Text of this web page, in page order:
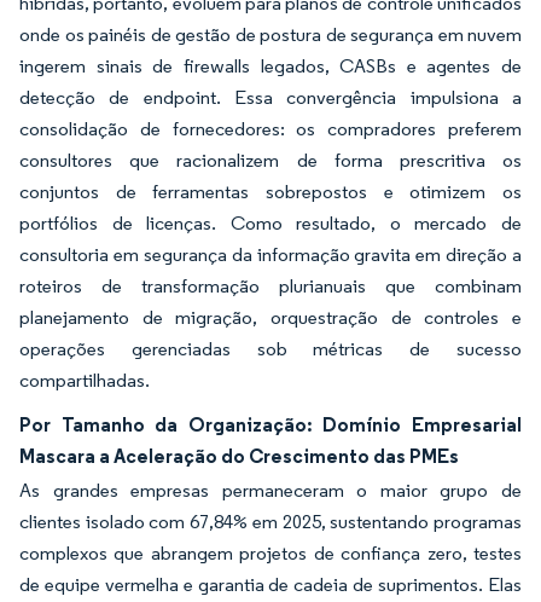
onde os painéis de gestão de postura de segurança em nuvem
ingerem sinais de firewalls legados, CASBs e agentes de
detecção de endpoint. Essa convergência impulsiona a
consolidação de fornecedores: os compradores preferem
consultores que racionalizem de forma prescritiva os
conjuntos de ferramentas sobrepostos e otimizem os
portfólios de licenças. Como resultado, o mercado de
consultoria em segurança da informação gravita em direção a
roteiros de transformação plurianuais que combinam
planejamento de migração, orquestração de controles e
operações gerenciadas sob métricas de sucesso
compartilhadas.
Por Tamanho da Organização: Domínio Empresarial
Mascara a Aceleração do Crescimento das PMEs
As grandes empresas permaneceram o maior grupo de
clientes isolado com 67,84% em 2025, sustentando programas
complexos que abrangem projetos de confiança zero, testes
de equipe vermelha e garantia de cadeia de suprimentos. Elas